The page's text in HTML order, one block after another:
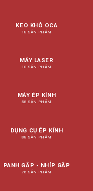
KEO KHÔ OCA
18 SẢN PHẨM
MÁY LASER
10 SẢN PHẨM
MÁY ÉP KÍNH
58 SẢN PHẨM
DỤNG CỤ ÉP KÍNH
88 SẢN PHẨM
PANH GẮP - NHÍP GẮP
76 SẢN PHẨM